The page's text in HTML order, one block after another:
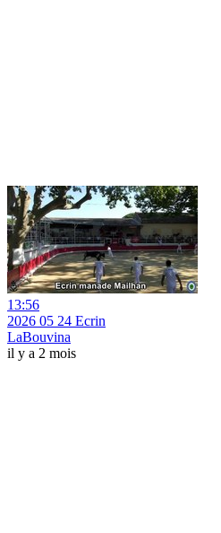
13:56
2026 05 24 Ecrin
LaBouvina
il y a 2 mois